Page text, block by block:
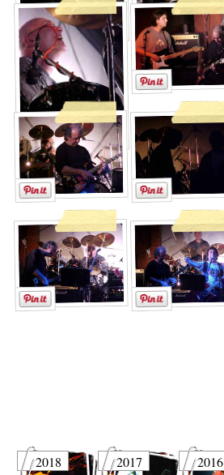
2018 2017 2016